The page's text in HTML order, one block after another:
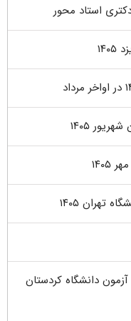
استاد محور
۱۴۰۵
تهران ۱۴۰۵
دانشگاه کردستان